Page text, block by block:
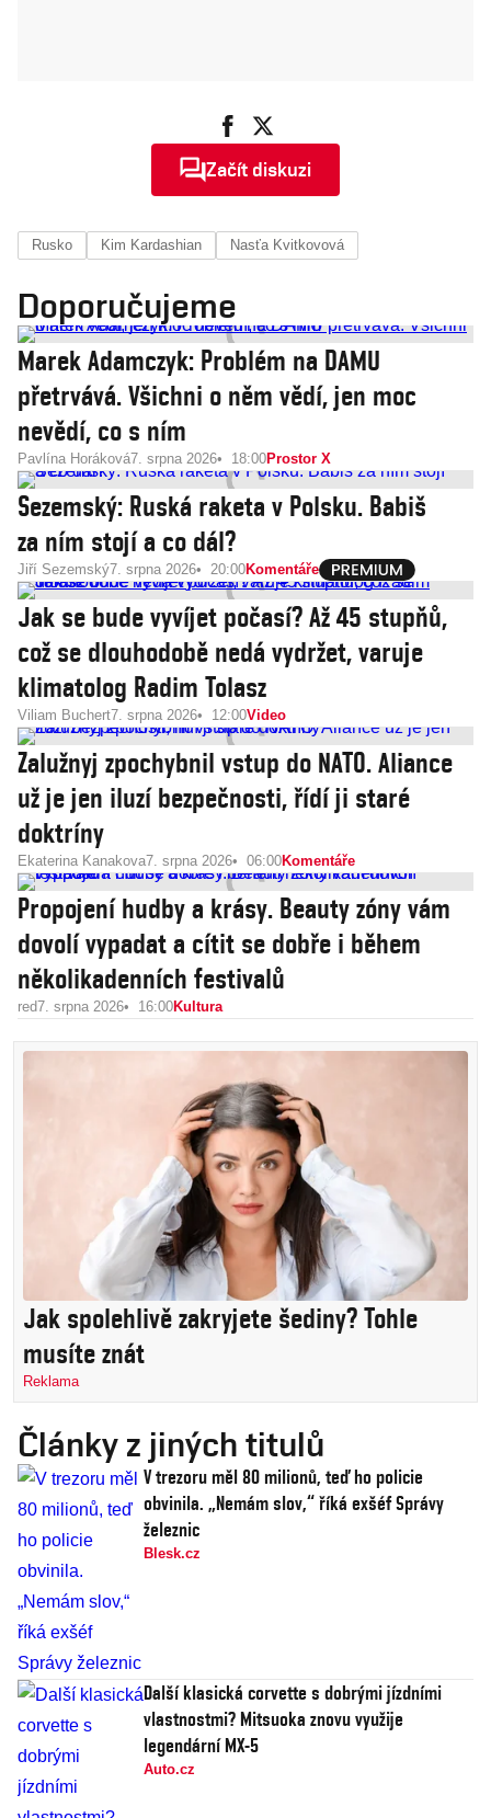
Začít diskuzi
Rusko Kim Kardashian Nasťa Kvitkovová
Doporučujeme
Marek Adamczyk: Problém na DAMU
přetrvává. Všichni o něm vědí, jen moc
nevědí, co s ním
Pavlína Horáková7. srpna 2026 18:00Prostor X
Sezemský: Ruská raketa v Polsku. Babiš
za ním stojí a co dál?
Jiří Sezemský7. srpna 2026 20:00Komentáře
Jak se bude vyvíjet počasí? Až 45 stupňů,
což se dlouhodobě nedá vydržet, varuje
klimatolog Radim Tolasz
Viliam Buchert7. srpna 2026 12:00Video
Zalužnyj zpochybnil vstup do NATO. Aliance
už je jen iluzí bezpečnosti, řídí ji staré
doktríny
Ekaterina Kanakova7. srpna 2026 06:00Komentáře
Propojení hudby a krásy. Beauty zóny vám
dovolí vypadat a cítit se dobře i během
několikadenních festivalů
red7. srpna 2026 16:00Kultura
Jak spolehlivě zakryjete šediny? Tohle
musíte znát
Reklama
Články z jiných titulů
V trezoru měl 80 milionů, teď ho policie
obvinila. „Nemám slov,“ říká exšéf Správy
železnic
Blesk.cz
Další klasická corvette s dobrými jízdními
vlastnostmi? Mitsuoka znovu využije
legendární MX-5
Auto.cz